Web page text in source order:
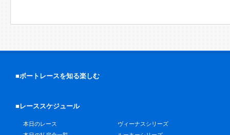
■ボートレースを知る楽しむ
■レーススケジュール
本日のレース
ヴィーナスシリーズ